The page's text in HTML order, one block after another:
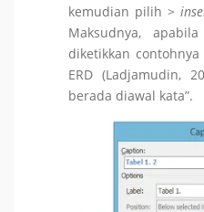
kemudian pilih >
Maksudnya,
diketikkan
ERD (Ladjamudin,
berada diawal kata”.